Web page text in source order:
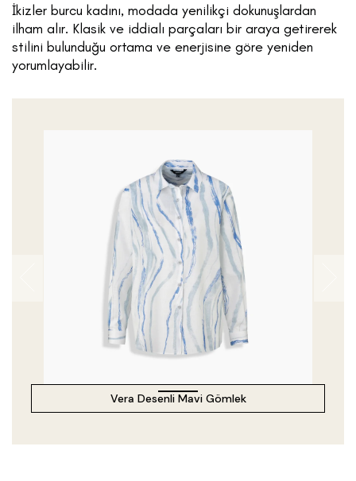
İkizler burcu kadını, modada yenilikçi dokunuşlardan
ilham alır. Klasik ve iddialı parçaları bir araya getirerek
stilini bulunduğu ortama ve enerjisine göre yeniden
yorumlayabilir.
Vera Desenli Mavi Gömlek